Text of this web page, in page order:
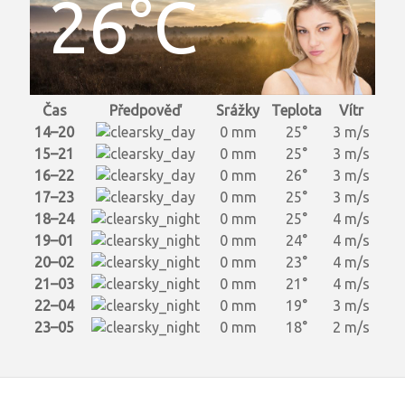
26°C
Čas Předpověď Srážky Teplota
Vítr
14–20
0 mm 25°
3 m/s
15–21
0 mm 25°
3 m/s
16–22
0 mm 26°
3 m/s
17–23
0 mm 25°
3 m/s
18–24
0 mm 25°
4 m/s
19–01
0 mm 24°
4 m/s
20–02
0 mm 23°
4 m/s
21–03
0 mm 21°
4 m/s
22–04
0 mm 19°
3 m/s
23–05
0 mm 18° 2 m/s